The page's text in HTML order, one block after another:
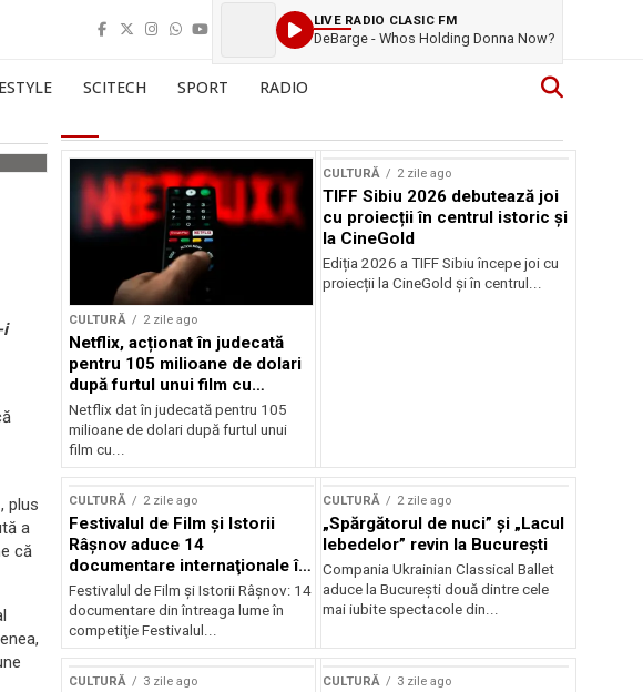
LIVE RADIO CLASIC FM
DeBarge - Whos Holding Donna Now?
SCITECH SPORT RADIO
i
plus
a
că
CULTURĂ 2 zile ago
Netflix, acționat în judecată
pentru 105 milioane de dolari
după furtul unui film cu
Nicolas Cage
Netflix dat în judecată pentru 105
milioane de dolari după furtul unui
film cu...
CULTURĂ 2 zile ago
TIFF Sibiu 2026 debutează joi
cu proiecții în centrul istoric și
la CineGold
Ediția 2026 a TIFF Sibiu începe joi cu
proiecții la CineGold și în centrul...
CULTURĂ 2 zile ago
Festivalul de Film şi Istorii
Râşnov aduce 14
documentare internaţionale în
premieră
Festivalul de Film şi Istorii Râşnov: 14
documentare din întreaga lume în
competiţie Festivalul...
CULTURĂ 2 zile ago
„Spărgătorul de nuci” și „Lacul
lebedelor” revin la București
Compania Ukrainian Classical Ballet
aduce la București două dintre cele
mai iubite spectacole din...
CULTURĂ 3 zile ago CULTURĂ 3 zile ago